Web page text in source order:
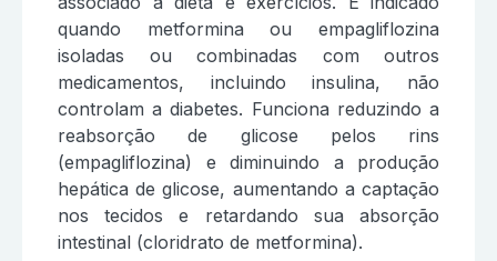
quando metformina ou empagliflozina
isoladas ou combinadas com outros
medicamentos, incluindo insulina, não
controlam a diabetes. Funciona reduzindo a
reabsorção de glicose pelos rins
(empagliflozina) e diminuindo a produção
hepática de glicose, aumentando a captação
nos tecidos e retardando sua absorção
intestinal (cloridrato de metformina).